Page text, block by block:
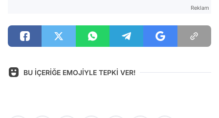
Reklam
BU İÇERİĞE EMOJİYLE TEPKİ VER!